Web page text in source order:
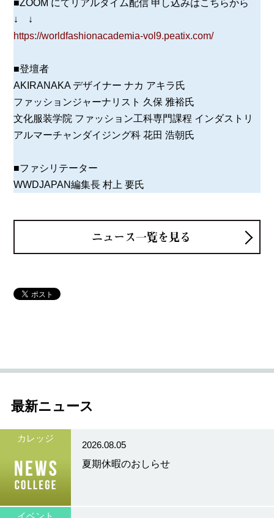
■ZOOM にてリアルタイム配信 申し込みはこちらから
↓ ↓
https://worldfashionacademia-vol9.peatix.com/
■登壇者
AKIRANAKA デザイナー ナカ アキラ氏
ファッションジャーナリスト 久保 雅裕氏
文化服装学院 ファッション工科専門課程 インダストリ
アルマーチャンダイジング科 花田 浩朝氏
■ファシリテーター
WWDJAPAN編集長 村上 要氏
ニュース一覧を見る
最新ニュース
カレッジ
2026.08.05
夏期休暇のおしらせ
イベント